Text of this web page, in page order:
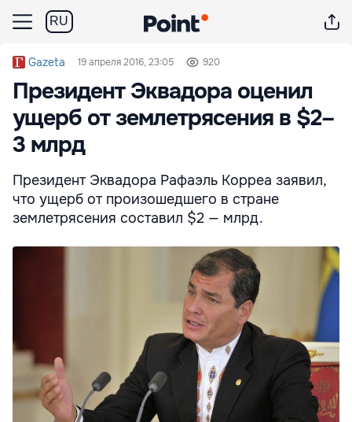
RU
Gazeta 19 апреля 2016, 23:05 920
Президент Эквадора оценил
ущерб от землетрясения в $2–
3 млрд
Президент Эквадора Рафаэль Корреа заявил,
что ущерб от произошедшего в стране
землетрясения составил $2 — млрд.